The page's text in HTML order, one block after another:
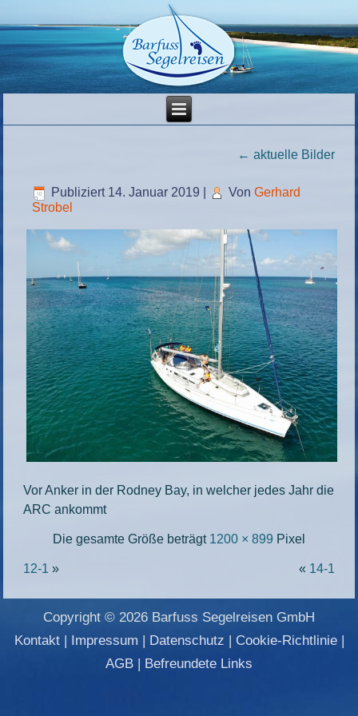
← aktuelle Bilder
Publiziert 14. Januar 2019 Von Gerhard
Strobel
Vor Anker in der Rodney Bay, in welcher jedes Jahr die
ARC ankommt
Die gesamte Größe beträgt 1200 × 899 Pixel
12-1 » « 14-1
Copyright © 2026 Barfuss Segelreisen GmbH
Kontakt| Impressum Datenschutz Cookie-Richtlinie|
AGB
Befreundete Links